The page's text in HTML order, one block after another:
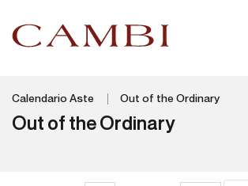
Calendario Aste Out of the Ordinary
Out of the Ordinary